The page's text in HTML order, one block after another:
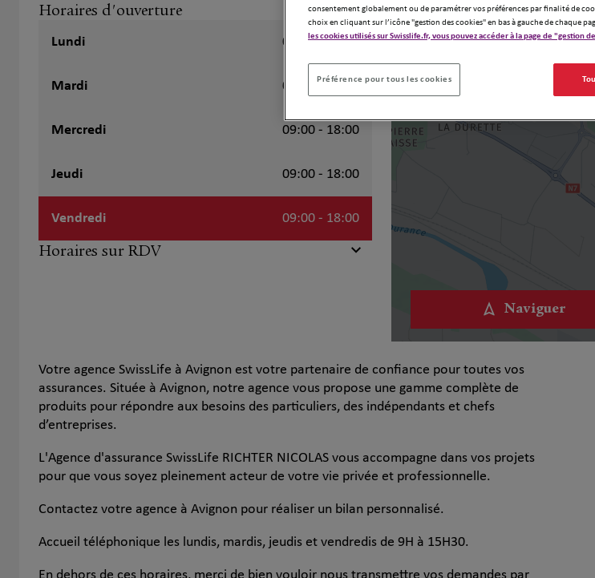
Horaires d'ouverture
Lundi 09:00 - 18:00
Mardi 09:00 - 18:00
Mercredi 09:00 - 18:00
Jeudi 09:00 - 18:00
Vendredi 09:00 - 18:00
Horaires sur RDV
Naviguer
Votre agence SwissLife à Avignon est votre partenaire de confiance pour toutes vos
assurances. Située à Avignon, notre agence vous propose une gamme complète de
produits pour répondre aux besoins des particuliers, des indépendants et chefs
d’entreprises.
L'Agence d'assurance SwissLife RICHTER NICOLAS vous accompagne dans vos projets
pour que vous soyez pleinement acteur de votre vie privée et professionnelle.
Contactez votre agence à Avignon pour réaliser un bilan personnalisé.
Accueil téléphonique les lundis, mardis, jeudis et vendredis de 9H à 15H30.
consentement globalement ou de paramétrer vos préférences par finalité de
choix en cliquant sur l’icône "gestion des cookies" en bas à gauche de chaque
les cookies utilisés sur Swisslife.fr, vous pouvez accéder à la page de "gestion
Préférence pour tous les cookies